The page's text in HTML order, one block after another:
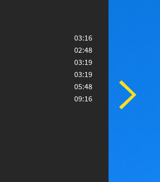
03:16
02:48
03:19
03:19
05:48
09:16